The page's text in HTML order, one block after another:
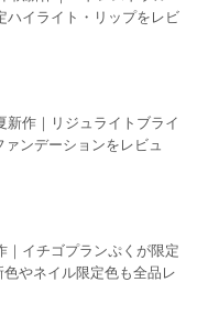
ハイライト・リップをレビ
作｜リジュライトブライ
ァンデーションをレビュ
｜イチゴプランぷくが限定
やネイル限定色も全品レ